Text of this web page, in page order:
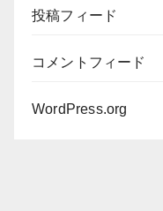
投稿フィード
コメントフィード
WordPress.org